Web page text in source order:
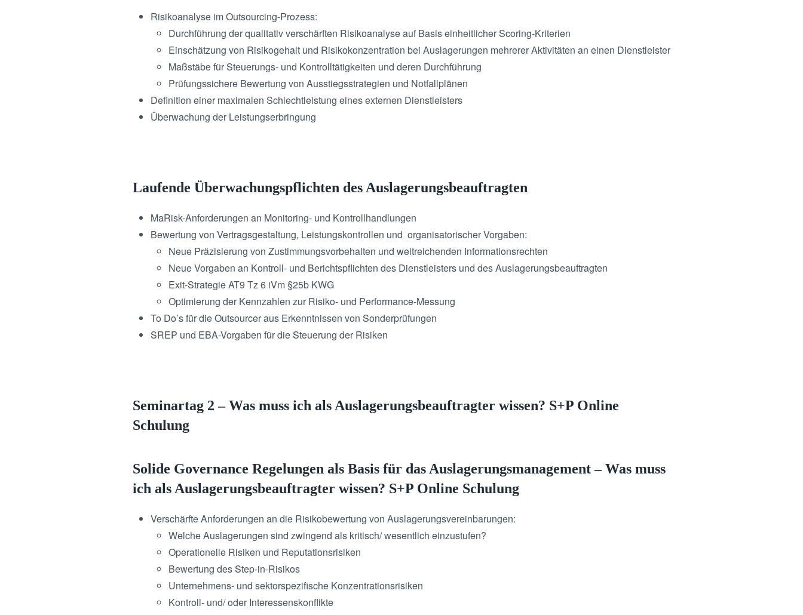
Risikoanalyse im Outsourcing-Prozess:
Durchführung der qualitativ verschärften Risikoanalyse auf Basis einheitlicher Scoring-Kriterien
Einschätzung von Risikogehalt und Risikokonzentration bei Auslagerungen mehrerer Aktivitäten an einen Dienstleister
Maßstäbe für Steuerungs- und Kontrolltätigkeiten und deren Durchführung
Prüfungssichere Bewertung von Ausstiegsstrategien und Notfallplänen
Definition einer maximalen Schlechtleistung eines externen Dienstleisters
Überwachung der Leistungserbringung
Laufende Überwachungspflichten des Auslagerungsbeauftragten
MaRisk-Anforderungen an Monitoring- und Kontrollhandlungen
Bewertung von Vertragsgestaltung, Leistungskontrollen und organisatorischer Vorgaben:
Neue Präzisierung von Zustimmungsvorbehalten und weitreichenden Informationsrechten
Neue Vorgaben an Kontroll- und Berichtspflichten des Dienstleisters und des Auslagerungsbeauftragten
Exit-Strategie AT9 Tz 6 iVm §25b KWG
Optimierung der Kennzahlen zur Risiko- und Performance-Messung
To Do’s für die Outsourcer aus Erkenntnissen von Sonderprüfungen
SREP und EBA-Vorgaben für die Steuerung der Risiken
Seminartag 2 – Was muss ich als Auslagerungsbeauftragter wissen? S+P Online
Schulung
Solide Governance Regelungen als Basis für das Auslagerungsmanagement – Was muss
ich als Auslagerungsbeauftragter wissen? S+P Online Schulung
Verschärfte Anforderungen an die Risikobewertung von Auslagerungsvereinbarungen:
Welche Auslagerungen sind zwingend als kritisch/ wesentlich einzustufen?
Operationelle Risiken und Reputationsrisiken
Bewertung des Step-in-Risikos
Unternehmens- und sektorspezifische Konzentrationsrisiken
Kontroll- und/ oder Interessenskonflikte